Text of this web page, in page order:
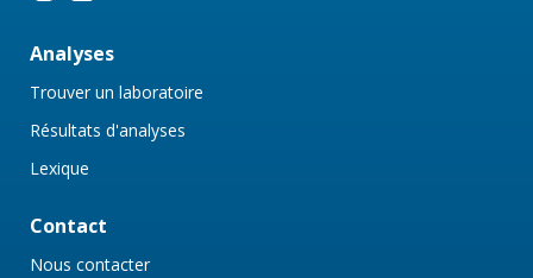
Analyses
Trouver un laboratoire
Résultats d'analyses
Lexique
Contact
Nous contacter